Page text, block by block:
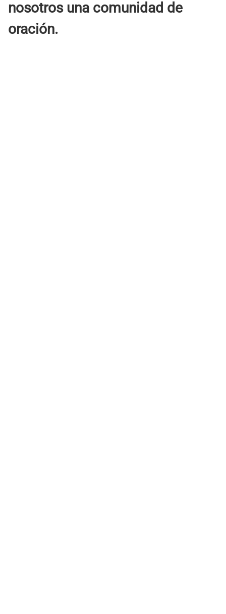
nosotros una comunidad de
oración.